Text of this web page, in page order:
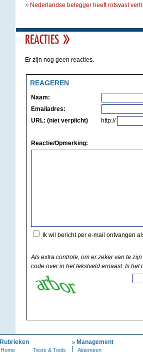
Nederlandse belegger heeft rotsvast
Er zijn nog geen reacties.
REAGEREN
Naam:
Emailadres:
URL: (niet verplicht)
http://
Reactie/Opmerking:
Ik wil bericht per e-mail ontvangen
Als extra controle, om er zeker van te
code over in het tekstveld ernaast. Is het
Rubrieken
Home Tests & Tools
Management
Algemeen